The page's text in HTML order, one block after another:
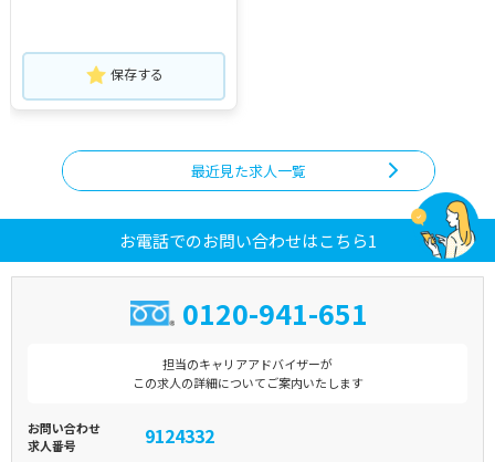
保存する
最近見た求人一覧
お電話でのお問い合わせはこちら1
0120-941-651
担当のキャリアアドバイザーが
この求人の詳細についてご案内いたします
お問い合わせ
求人番号
9124332